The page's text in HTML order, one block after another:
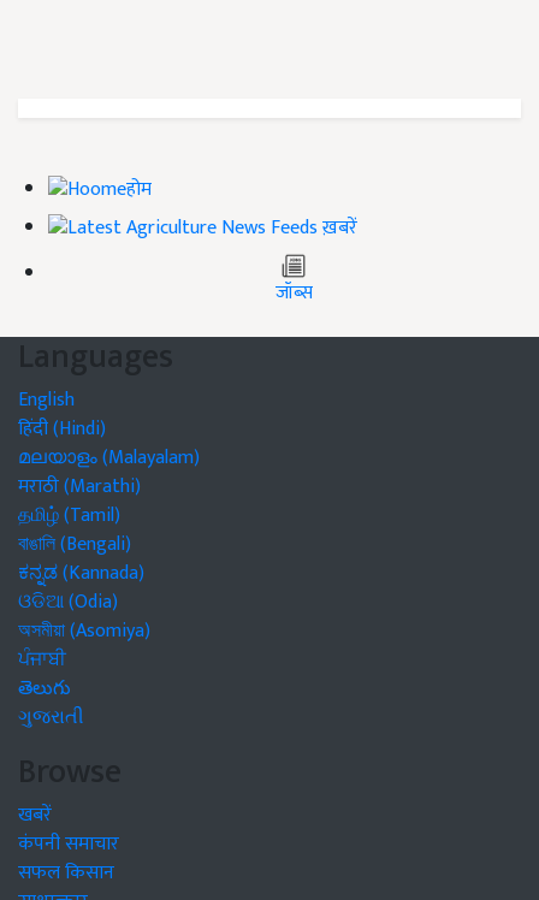
होम
ख़बरें
जॉब्स
Languages
English
हिंदी (Hindi)
മലയാളം (Malayalam)
मराठी (Marathi)
தமிழ் (Tamil)
বাঙালি (Bengali)
ಕನ್ನಡ (Kannada)
ଓଡିଆ (Odia)
অসমীয়া (Asomiya)
ਪੰਜਾਬੀ
తెలుగు
ગુજરાતી
Browse
खबरें
कंपनी समाचार
सफल किसान